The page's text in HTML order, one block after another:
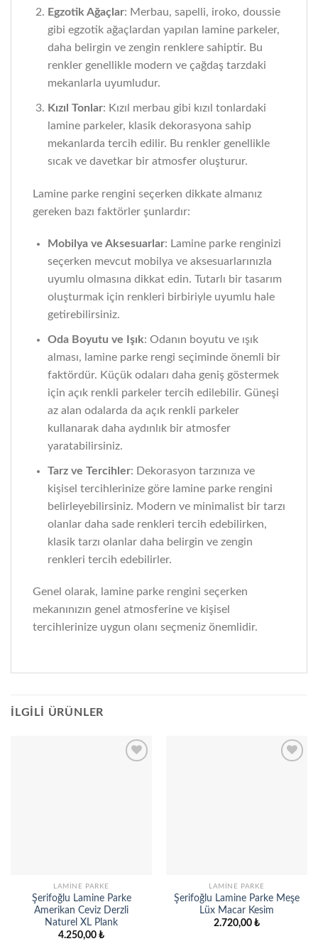
Egzotik Ağaçlar: Merbau, sapelli, iroko, doussie
gibi egzotik ağaçlardan yapılan lamine parkeler,
daha belirgin ve zengin renklere sahiptir. Bu
renkler genellikle modern ve çağdaş tarzdaki
mekanlarla uyumludur.
Kızıl Tonlar: Kızıl merbau gibi kızıl tonlardaki
lamine parkeler, klasik dekorasyona sahip
mekanlarda tercih edilir. Bu renkler genellikle
sıcak ve davetkar bir atmosfer oluşturur.
Lamine parke rengini seçerken dikkate almanız
gereken bazı faktörler şunlardır:
Mobilya ve Aksesuarlar: Lamine parke renginizi
seçerken mevcut mobilya ve aksesuarlarınızla
uyumlu olmasına dikkat edin. Tutarlı bir tasarım
oluşturmak için renkleri birbiriyle uyumlu hale
getirebilirsiniz.
Oda Boyutu ve Işık: Odanın boyutu ve ışık
alması, lamine parke rengi seçiminde önemli bir
faktördür. Küçük odaları daha geniş göstermek
için açık renkli parkeler tercih edilebilir. Güneşi
az alan odalarda da açık renkli parkeler
kullanarak daha aydınlık bir atmosfer
yaratabilirsiniz.
Tarz ve Tercihler: Dekorasyon tarzınıza ve
kişisel tercihlerinize göre lamine parke rengini
belirleyebilirsiniz. Modern ve minimalist bir tarzı
olanlar daha sade renkleri tercih edebilirken,
klasik tarzı olanlar daha belirgin ve zengin
renkleri tercih edebilirler.
Genel olarak, lamine parke rengini seçerken
mekanınızın genel atmosferine ve kişisel
tercihlerinize uygun olanı seçmeniz önemlidir.
İLGILI ÜRÜNLER
LAMINE PARKE
Şerifoğlu Lamine Parke
Amerikan Ceviz Derzli
Naturel XL Plank
4.250,00 ₺
LAMINE PARKE
Şerifoğlu Lamine Parke Meşe
Lüx Macar Kesim
2.720,00 ₺